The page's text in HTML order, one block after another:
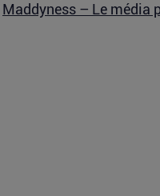
Maddyness – Le média